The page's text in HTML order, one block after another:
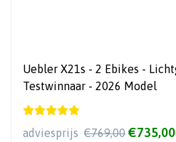
Uebler X21s - 2 Ebikes - Lichtgewicht - 7 x
Testwinnaar - 2026 Model
adviesprijs €769,00 €735,00